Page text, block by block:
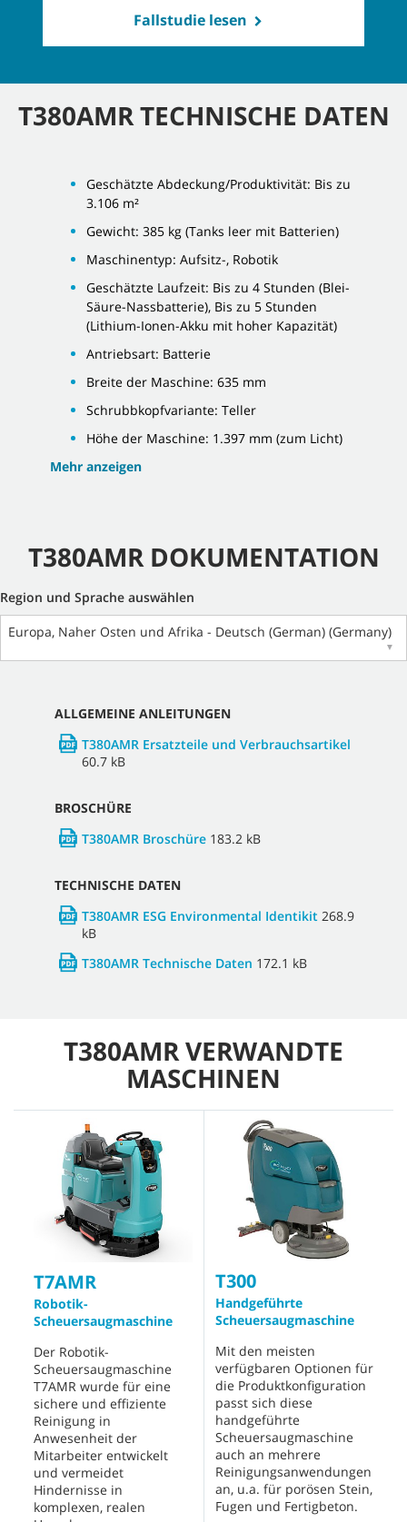
Fallstudie lesen
T380AMR TECHNISCHE DATEN
Geschätzte Abdeckung/Produktivität: Bis zu
3.106 m²
Gewicht: 385 kg (Tanks leer mit Batterien)
Maschinentyp: Aufsitz-, Robotik
Geschätzte Laufzeit: Bis zu 4 Stunden (Blei-
Säure-Nassbatterie), Bis zu 5 Stunden
(Lithium-Ionen-Akku mit hoher Kapazität)
Antriebsart: Batterie
Breite der Maschine: 635 mm
Schrubbkopfvariante: Teller
Höhe der Maschine: 1.397 mm (zum Licht)
Mehr anzeigen
T380AMR DOKUMENTATION
Region und Sprache auswählen
Europa, Naher Osten und Afrika - Deutsch (German) (Germany)
▼
ALLGEMEINE ANLEITUNGEN
T380AMR Ersatzteile und Verbrauchsartikel
60.7 kB
BROSCHÜRE
T380AMR Broschüre 183.2 kB
TECHNISCHE DATEN
T380AMR ESG Environmental Identikit 268.9
kB
T380AMR Technische Daten 172.1 kB
T380AMR VERWANDTE
MASCHINEN
T7AMR
Robotik-
Scheuersaugmaschine
Der Robotik-
Scheuersaugmaschine
T7AMR wurde für eine
sichere und effiziente
Reinigung in
Anwesenheit der
Mitarbeiter entwickelt
und vermeidet
Hindernisse in
komplexen, realen
T300
Handgeführte
Scheuersaugmaschine
Mit den meisten
verfügbaren Optionen für
die Produktkonfiguration
passt sich diese
handgeführte
Scheuersaugmaschine
auch an mehrere
Reinigungsanwendungen
an, u.a. für porösen Stein,
Fugen und Fertigbeton.